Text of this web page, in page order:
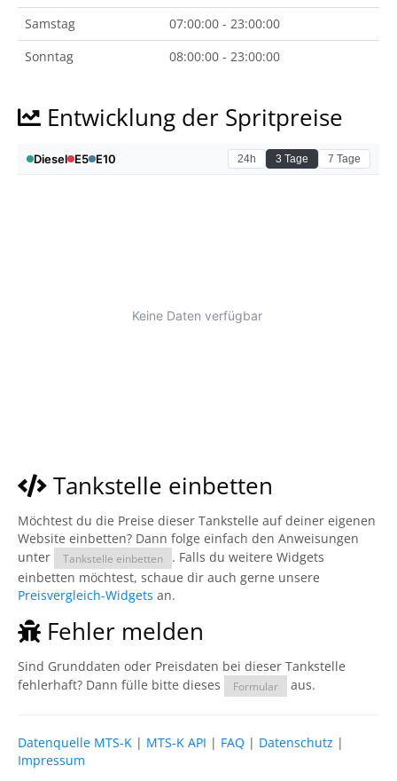
Samstag
07:00:00 - 23:00:00
Sonntag
08:00:00 - 23:00:00
Entwicklung der Spritpreise
Tankstelle einbetten
Möchtest du die Preise dieser Tankstelle auf deiner eigenen
Website einbetten? Dann folge einfach den Anweisungen
unter
Tankstelle einbetten
. Falls du weitere Widgets
einbetten möchtest, schaue dir auch gerne unsere
Preisvergleich-Widgets an.
Fehler melden
Sind Grunddaten oder Preisdaten bei dieser Tankstelle
fehlerhaft? Dann fülle bitte dieses
Formular aus.
Datenquelle MTS-K | MTS-K API | FAQ | Datenschutz |
Impressum